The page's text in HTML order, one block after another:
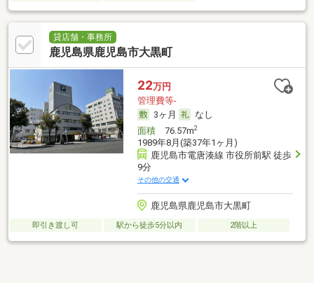
貸店舗・事務所
鹿児島県鹿児島市大黒町
22万円
管理費等-
3ヶ月
なし
面積76.57m2
1989年8月(築37年1ヶ月)
鹿児島市電唐湊線 市役所前駅 徒歩
9分
その他の交通
鹿児島県鹿児島市大黒町
即引き渡し可 駅から徒歩5分以内 2階以上